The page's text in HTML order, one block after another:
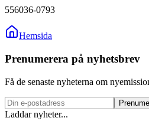
556036-0793
Hemsida
Prenumerera på nyhetsbrev
Få de senaste nyheterna om
Laddar nyheter...